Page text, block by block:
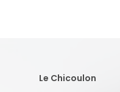
Le Chicoulon